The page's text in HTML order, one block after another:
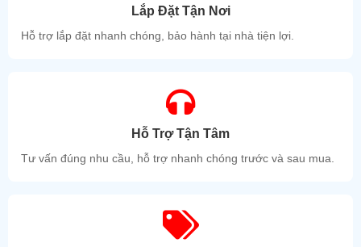
Lắp Đặt Tận Nơi
Hỗ trợ lắp đặt nhanh chóng, bảo hành tại nhà tiện lợi.
Hỗ Trợ Tận Tâm
Tư vấn đúng nhu cầu, hỗ trợ nhanh chóng trước và sau mua.